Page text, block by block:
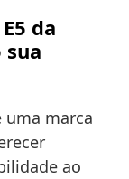
da
uma marca
ao